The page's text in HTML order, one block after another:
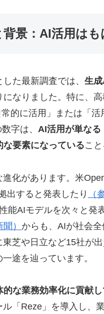
景：AI活用は
た最新調査では、 生
になりました。特に、
的に活用」または「
字は、 AI活用が単なる
要素になっているこ
化があります。米
出すると発表したり
（
能AIモデルを次々と
） からも、AIが社会
芝や日立など15社が
途を辿っています。
な業務効率化に貢献し
「Reze」を導入し、